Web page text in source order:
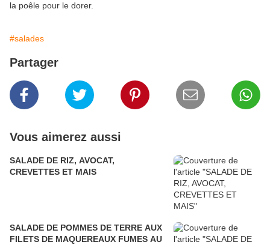
la poêle pour le dorer.
#salades
Partager
Vous aimerez aussi
SALADE DE RIZ, AVOCAT,
CREVETTES ET MAIS
SALADE DE POMMES DE TERRE AUX
FILETS DE MAQUEREAUX FUMES AU